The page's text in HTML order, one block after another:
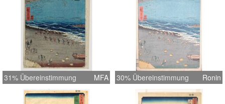
31% Übereinstimmung MFA 30% Übereinstimmung Ronin